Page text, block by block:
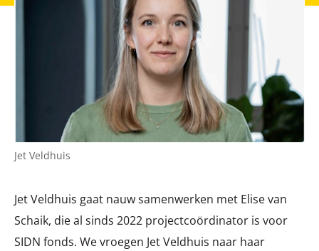
Jet Veldhuis
Jet Veldhuis gaat nauw samenwerken met Elise van
Schaik, die al sinds 2022 projectcoördinator is voor
SIDN fonds. We vroegen Jet Veldhuis naar haar